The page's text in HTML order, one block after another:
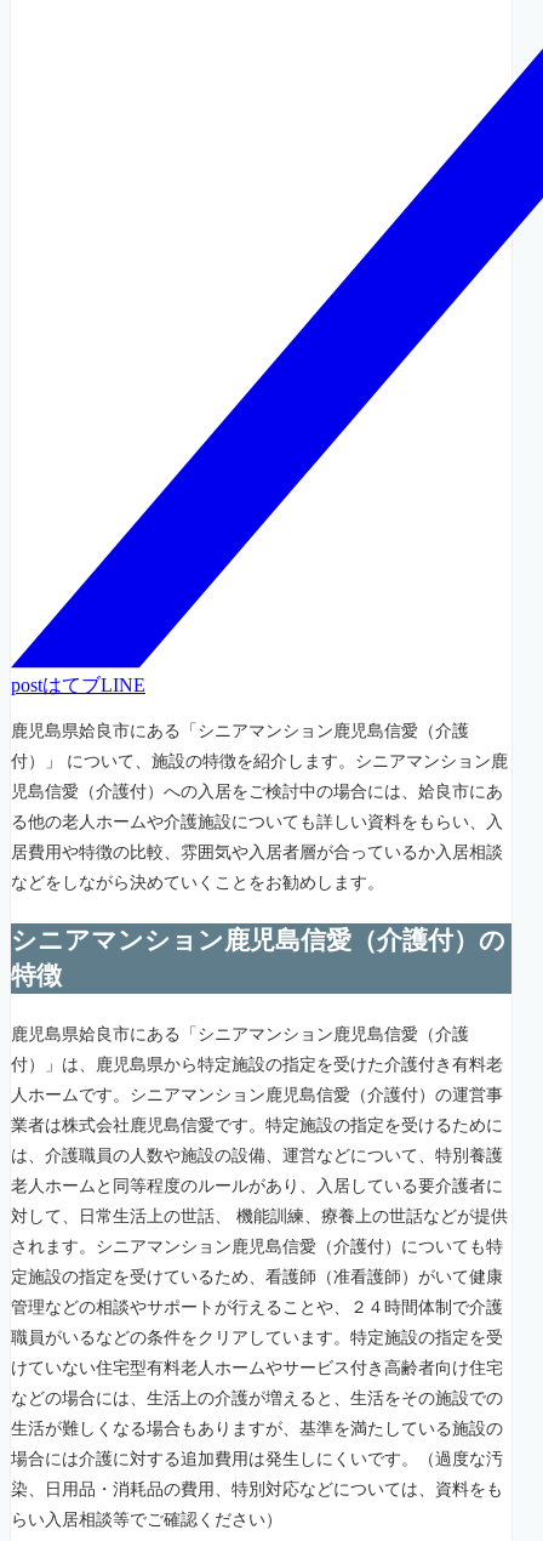
postはてブLINE
鹿児島県姶良市にある「シニアマンション鹿児島信愛（介護
付）」 について、施設の特徴を紹介します。シニアマンション鹿
児島信愛（介護付）への入居をご検討中の場合には、姶良市にあ
る他の老人ホームや介護施設についても詳しい資料をもらい、入
居費用や特徴の比較、雰囲気や入居者層が合っているか入居相談
などをしながら決めていくことをお勧めします。
シニアマンション鹿児島信愛（介護付）の
特徴
鹿児島県姶良市にある「シニアマンション鹿児島信愛（介護
付）」は、鹿児島県から特定施設の指定を受けた介護付き有料老
人ホームです。シニアマンション鹿児島信愛（介護付）の運営事
業者は株式会社鹿児島信愛です。特定施設の指定を受けるために
は、介護職員の人数や施設の設備、運営などについて、特別養護
老人ホームと同等程度のルールがあり、入居している要介護者に
対して、日常生活上の世話、 機能訓練、療養上の世話などが提供
されます。シニアマンション鹿児島信愛（介護付）についても特
定施設の指定を受けているため、看護師（准看護師）がいて健康
管理などの相談やサポートが行えることや、２４時間体制で介護
職員がいるなどの条件をクリアしています。特定施設の指定を受
けていない住宅型有料老人ホームやサービス付き高齢者向け住宅
などの場合には、生活上の介護が増えると、生活をその施設での
生活が難しくなる場合もありますが、基準を満たしている施設の
場合には介護に対する追加費用は発生しにくいです。（過度な汚
染、日用品・消耗品の費用、特別対応などについては、資料をも
らい入居相談等でご確認ください）